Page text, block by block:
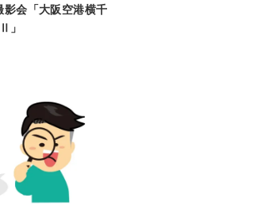
影会「大阪空港横千
」